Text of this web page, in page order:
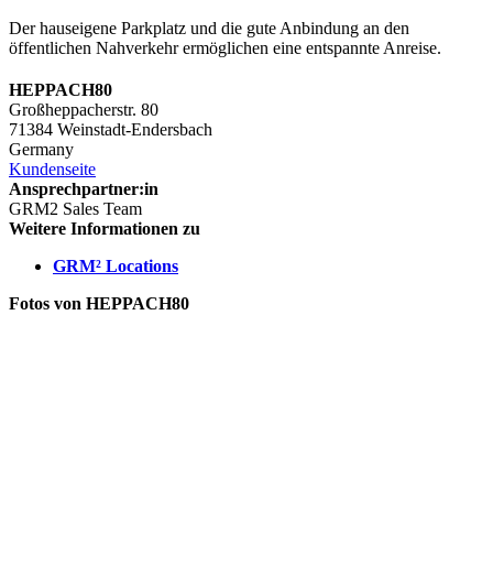
Der hauseigene Parkplatz und die gute Anbindung an den
öffentlichen Nahverkehr ermöglichen eine entspannte Anreise.
HEPPACH80
Großheppacherstr. 80
71384 Weinstadt-Endersbach
Germany
Kundenseite
Ansprechpartner:in
GRM2 Sales Team
Weitere Informationen zu
GRM² Locations
Fotos von HEPPACH80